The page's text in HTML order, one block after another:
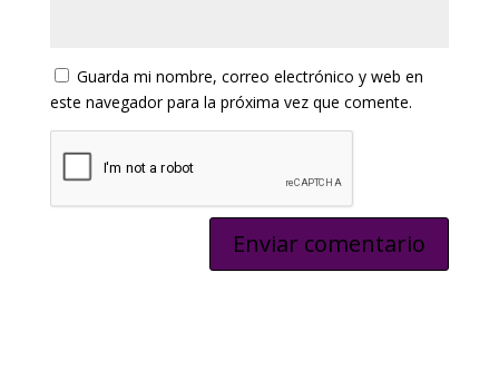
Guarda mi nombre, correo electrónico y web en
este navegador para la próxima vez que comente.